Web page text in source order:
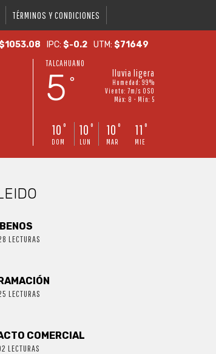
TÉRMINOS Y CONDICIONES
IPC:$-0.2 UTM:$71649
TALCAHUANO
5 °
lluvia ligera
Humedad: 99%
Viento: 7m/s OSO
Máx: 8 • Mín: 5
10 °
DOM
10 °
LUN
10 °
MAR
11 °
MIE
LECTURAS
LECTURAS
COMERCIAL
LECTURAS